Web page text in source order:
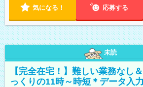
気になる！ 応募する
未読
【完全在宅！】難しい業務なし
っくりの11時～時短＊データ入